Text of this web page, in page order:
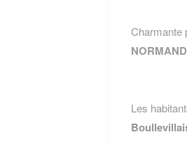
Charmante
Les